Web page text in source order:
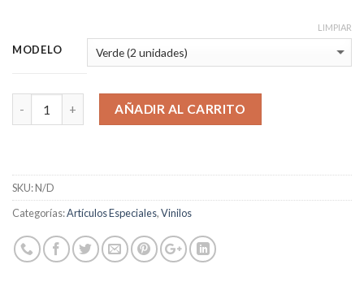
MODELO
LIMPIAR
AÑADIR AL CARRITO
SKU:N/D
Categorías:Artículos Especiales,Vinilos